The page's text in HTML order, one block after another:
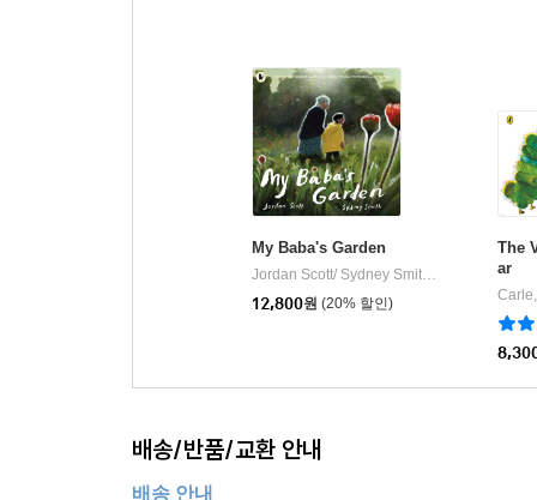
My Baba's Garden
Jordan Scott/ Sydney Smith (ILT)
Walker
12,800원 (20% 할인)
The
ar
배송/반품/교환 안내
배송 안내